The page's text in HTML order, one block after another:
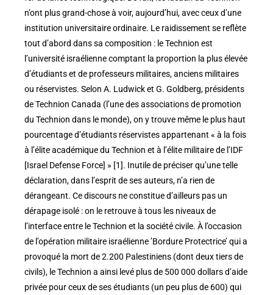
n’ont plus grand-chose à voir, aujourd’hui, avec ceux d’une
institution universitaire ordinaire. Le raidissement se reflète
tout d’abord dans sa composition : le Technion est
l’université israélienne comptant la proportion la plus élevée
d’étudiants et de professeurs militaires, anciens militaires
ou réservistes. Selon A. Ludwick et G. Goldberg, présidents
de Technion Canada (l’une des associations de promotion
du Technion dans le monde), on y trouve même le plus haut
pourcentage d’étudiants réservistes appartenant « à la fois
à l’élite académique du Technion et à l’élite militaire de l’IDF
[Israel Defense Force] » [1]. Inutile de préciser qu’une telle
déclaration, dans l’esprit de ses auteurs, n’a rien de
dérangeant. Ce discours ne constitue d’ailleurs pas un
dérapage isolé : on le retrouve à tous les niveaux de
l’interface entre le Technion et la société civile. À l’occasion
de l’opération militaire israélienne ’Bordure Protectrice’ qui a
provoqué la mort de 2.200 Palestiniens (dont deux tiers de
civils), le Technion a ainsi levé plus de 500 000 dollars d’aide
privée pour ceux de ses étudiants (un peu plus de 600) qui